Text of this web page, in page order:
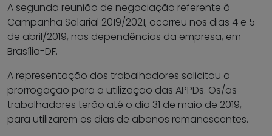
A segunda reunião de negociação referente à
Campanha Salarial 2019/2021, ocorreu nos dias 4 e 5
de abril/2019, nas dependências da empresa, em
Brasília-DF.
A representação dos trabalhadores solicitou a
prorrogação para a utilização das APPDs. Os/as
trabalhadores terão até o dia 31 de maio de 2019,
para utilizarem os dias de abonos remanescentes.